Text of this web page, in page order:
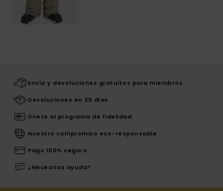
Envío y devoluciones gratuitos para miembros
Devoluciones en 30 días
Únete al programa de fidelidad
Nuestro compromiso eco-responsable
Pago 100% seguro
¿Necesitas ayuda?